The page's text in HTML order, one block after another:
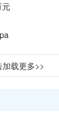
加载更多>>